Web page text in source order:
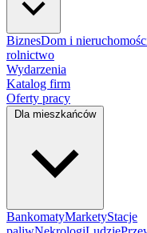
BiznesDom i
rolnictwo
Wydarzenia
Katalog firm
Oferty pracy
Dla mieszkańców
BankomatyMarketyStacje